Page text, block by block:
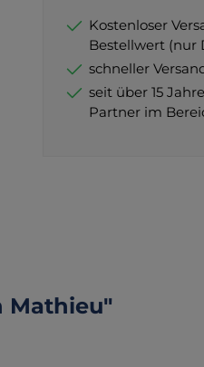
Kostenloser
Bestellwert (nur
schneller
seit über 15
Partner im
Mathieu"